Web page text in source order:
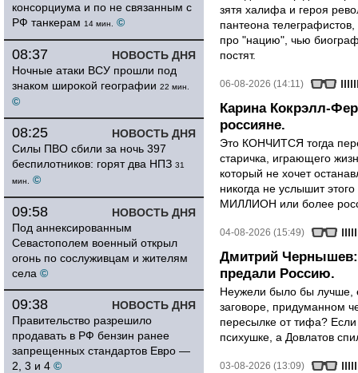
консорциума и по не связанным с
РФ танкерам 14 мин. ©
НОВОСТЬ ДНЯ
08:37
Ночные атаки ВСУ прошли под
знаком широкой географии 22 мин.
©
НОВОСТЬ ДНЯ
08:25
Силы ПВО сбили за ночь 397
беспилотников: горят два НПЗ 31
мин.
©
НОВОСТЬ ДНЯ
09:58
Под аннексированным
Севастополем военный открыл
огонь по сослуживцам и жителям
села ©
НОВОСТЬ ДНЯ
09:38
Правительство разрешило
продавать в РФ бензин ранее
запрещенных стандартов Евро —
2, 3 и 4 ©
зятя халифа и героя
пантеона
про "нацию", чью
постят.
06-08-2026 (14:11)
Карина Кокрэлл-
россияне.
Это КОНЧИТСЯ тогда
старичка, играющего
который не хочет
никогда не услышит
МИЛЛИОН или более
04-08-2026 (15:49)
Дмитрий Чернышев:
предали Россию.
Неужели было бы лучше,
заговоре, придуманном
пересылке от тифа?
психушке, а Довлатов
03-08-2026 (13:09)